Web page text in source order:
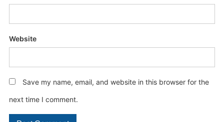
Website
Save my name, email, and website in this browser for the
next time I comment.